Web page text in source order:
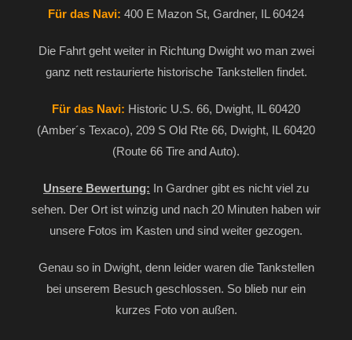
Für das Navi: 400 E Mazon St, Gardner, IL 60424
Die Fahrt geht weiter in Richtung Dwight wo man zwei
ganz nett restaurierte historische Tankstellen findet.
Für das Navi: Historic U.S. 66, Dwight, IL 60420
(Amber´s Texaco), 209 S Old Rte 66, Dwight, IL 60420
(Route 66 Tire and Auto).
Unsere Bewertung: In Gardner gibt es nicht viel zu
sehen. Der Ort ist winzig und nach 20 Minuten haben wir
unsere Fotos im Kasten und sind weiter gezogen.
Genau so in Dwight, denn leider waren die Tankstellen
bei unserem Besuch geschlossen. So blieb nur ein
kurzes Foto von außen.